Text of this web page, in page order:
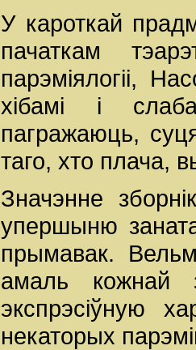
У кароткай
пачаткам
парэміялогіі,
хібамі і
пагражаюць,
таго, хто плача,
Значэнне
упершыню
прымавак.
амаль кожнай
экспрэсіўную
некаторых